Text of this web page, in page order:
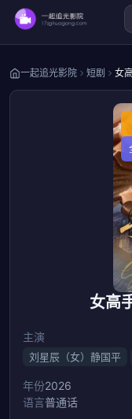
一起追光影院 短剧 女
女高
主演
刘星辰（女）静国平
年份2026
语言普通话